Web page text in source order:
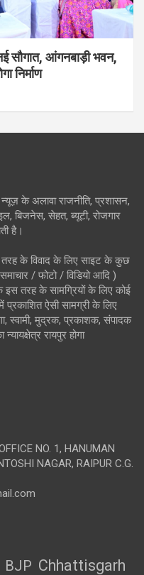
सौगात, आंगनबाड़ी भवन,
निर्माण
के अलावा राजनीति, प्रशासन,
बिजनेस, सेहत, ब्यूटी, रोजगार
है।
के विवाद के लिए साइट के कुछ
/ फोटो / विडियो आदि )
इस तरह के सामग्रियों के लिए कोई
प्रकाशित ऐसी सामग्री के लिए
स्वामी, मुद्रक, प्रकाशक, संपादक
न्यायक्षेत्र रायपुर होगा
NO. 1, HANUMAN
NAGAR, RAIPUR C.G.
BJP Chhattisgarh